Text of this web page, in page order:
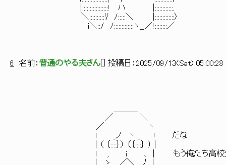
|:::::::::::::::::! ハ |::::::::::::.
＼::::::::::ﾘ /:::::＼ |:::::::::::::〉
i＼::/ /:::::::::::::ヽ__／!::::::::／
6 名前： 普通のやる夫さん ] 投稿日： 2025/09/13(Sat) 05:00:28
／ ＼
／ ヽ
l _ノ ヽ _ ! だな
| （ ｛::::｝） （｛::::｝ ） |
l , i ､ | もう俺たち高校生だ
| ゝ _ ／＼ _ ﾉ |